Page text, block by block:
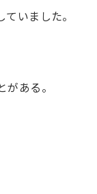
いました。
ある。